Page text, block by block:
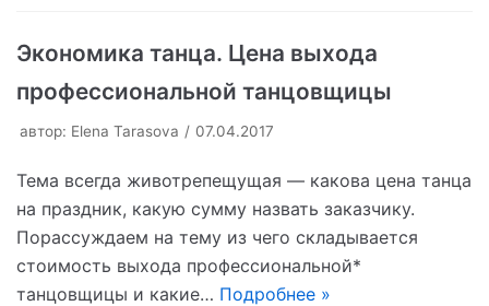
Экономика танца. Цена выхода
профессиональной танцовщицы
автор: Elena Tarasova 07.04.2017
Тема всегда животрепещущая — какова цена танца
на праздник, какую сумму назвать заказчику.
Порассуждаем на тему из чего складывается
стоимость выхода профессиональной*
танцовщицы и какие… Подробнее »